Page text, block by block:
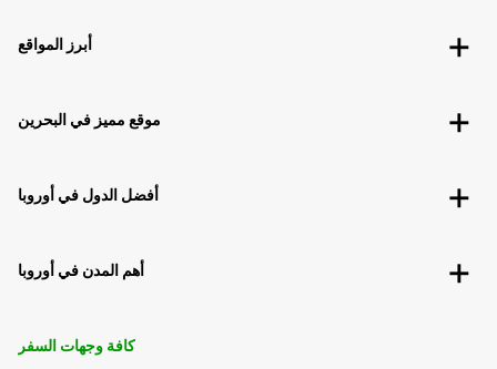
أبرز المواقع
موقع مميز في البحرين
أفضل الدول في أوروبا
أهم المدن في أوروبا
كافة وجهات السفر